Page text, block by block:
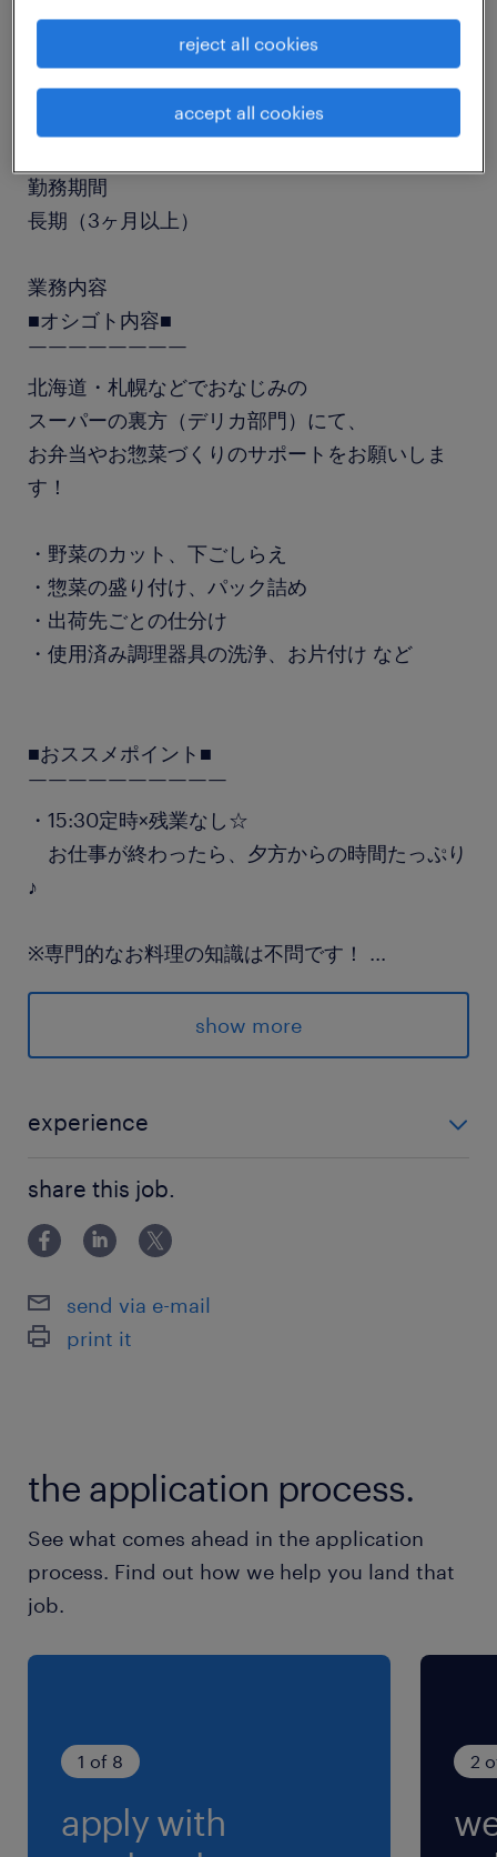
食品加工・検査・袋詰め、仕分け・ピッキング・
勤務期間
長期（3ヶ月以上）
業務内容
■オシゴト内容■
￣￣￣￣￣￣￣￣
北海道・札幌などでおなじみの
スーパーの裏方（デリカ部門）にて、
お弁当やお惣菜づくりのサポートをお願いしま
す！
・野菜のカット、下ごしらえ
・惣菜の盛り付け、パック詰め
・出荷先ごとの仕分け
・使用済み調理器具の洗浄、お片付け など
■おススメポイント■
￣￣￣￣￣￣￣￣￣￣
・15:30定時×残業なし☆
お仕事が終わったら、夕方からの時間たっぷり
♪
※専門的なお料理の知識は不問です！ ...
ご家庭でのキッチン作業の延長で、
無理なく始められますよ◎
札幌市内を中心に食品スーパーマーケットを展開
最寄駅
地下鉄東豊線／元町(北海道)駅（徒歩12分）
休日休暇
シフト制
就業時間
交通費
※交通費の支給あり
show more
experience
初めての方にもしっかり丁寧に教えます♪
share this job.
send via e-mail
print it
the application process.
See what comes ahead in the application
process. Find out how we help you land that
job.
1 of 8
apply with
2
reject all cookies
accept all cookies